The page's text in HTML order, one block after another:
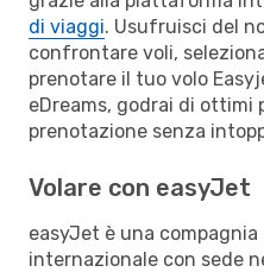
di viaggi. Usufruisci del
confrontare voli,
prenotare il tuo volo
eDreams, godrai di ottimi
prenotazione senza
Volare con easyJet
easyJet è una compagnia
internazionale con sede